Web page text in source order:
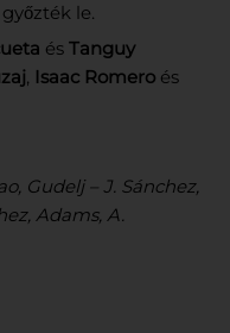
le.
és Tanguy
, Isaac Romero és
Gudelj – J. Sánchez,
Adams, A.